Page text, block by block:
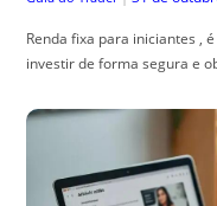
Renda fixa para iniciantes ,
investir de forma segura e